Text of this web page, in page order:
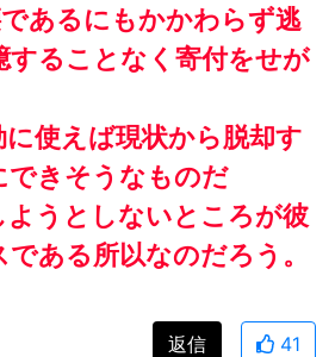
あるにもかかわらず逃
することなく寄付をせが
使えば現状から脱却す
できそうなものだ
ようとしないところが彼
ある所以なのだろう。
返信
41